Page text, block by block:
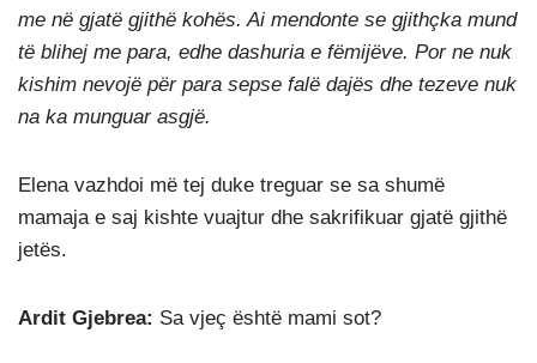
me në gjatë gjithë kohës. Ai mendonte se gjithçka mund
të blihej me para, edhe dashuria e fëmijëve. Por ne nuk
kishim nevojë për para sepse falë dajës dhe tezeve nuk
na ka munguar asgjë.
Elena vazhdoi më tej duke treguar se sa shumë
mamaja e saj kishte vuajtur dhe sakrifikuar gjatë gjithë
jetës.
Ardit Gjebrea: Sa vjeç është mami sot?